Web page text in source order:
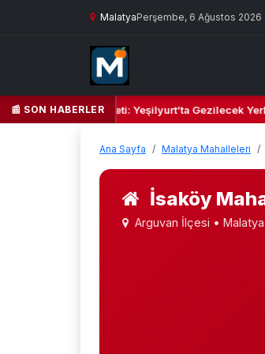
MalatyaPerşembe, 6 Ağustos 2026
📰 SON HABERLER
Kalbi ve Kültür Cenneti: Yeşilyurt’ta Gezilecek
Ana Sayfa Malatya Mahalleleri
İsaköy
Arguvan İlçesi • Malatya